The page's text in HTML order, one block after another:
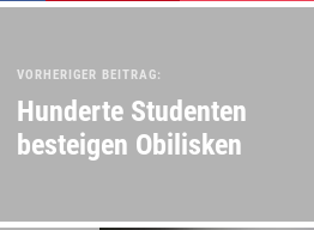
VORHERIGER BEITRAG:
Hunderte Studenten
besteigen Obilisken